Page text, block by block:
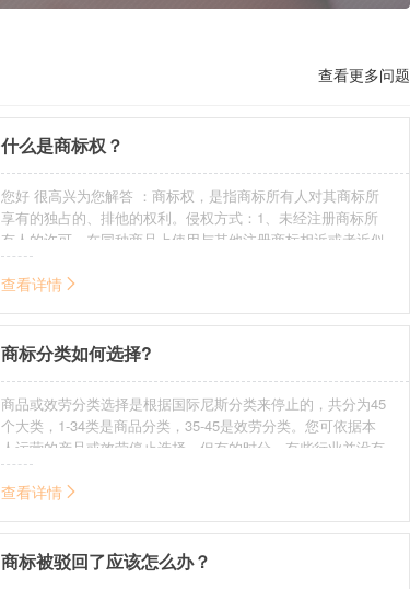
查看更多问题
什么是商标权？
您好 很高兴为您解答 ：商标权，是指商标所有人对其商标所
享有的独占的、排他的权利。侵权方式：1、未经注册商标所
有人的许可，在同种商品上使用与其他注册商标相近或者近似
的商标。2、销售明知是假冒注册商标的商品。3、伪造、擅自
制造他人注册商标标识或者销售伪造、擅自制造的注册商标标
给他人注册商标专用权造成其他损害。
查看详情
商标分类如何选择?
商品或效劳分类选择是根据国际尼斯分类来停止的，共分为45
个大类，1-34类是商品分类，35-45是效劳分类。您可依据本
人运营的产品或效劳停止选择。但有的时分，有些行业并没有
在分类表中明白列出，而且也无法由一个分类就完整包含进
去，这就呈现了跨类别的状况，对这样的行业要特别留意，假
无法全面的停止维护。
查看详情
商标被驳回了应该怎么办？